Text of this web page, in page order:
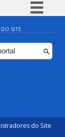
BR
SITE
do Site